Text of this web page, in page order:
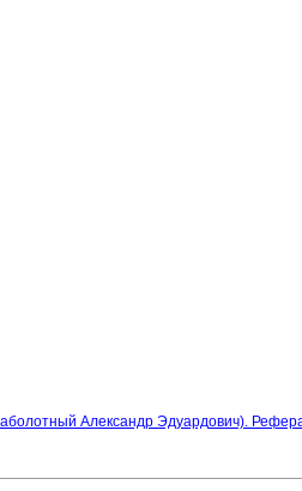
Александр Эдуардович).